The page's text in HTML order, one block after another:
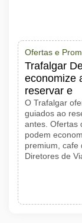
Ofertas e
Trafalgar
economize
reservar e
O Trafalgar
guiados ao
antes. Ofertas
podem
premium, cafe
Diretores de